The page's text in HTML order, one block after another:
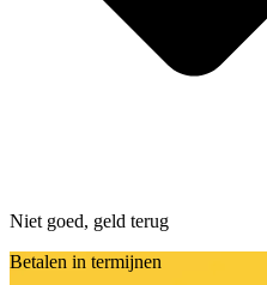
Niet goed, geld terug
Betalen in termijnen